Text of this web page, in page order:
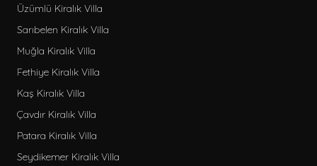
Üzümlü Kiralık Villa
Sarıbelen Kiralık Villa
Muğla Kiralık Villa
Fethiye Kiralık Villa
Kaş Kiralık Villa
Çavdır Kiralık Villa
Patara Kiralık Villa
Seydikemer Kiralık Villa